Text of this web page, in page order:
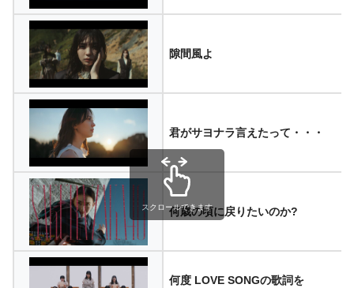
隙間風よ
君がサヨナラ言えたって・・・
何歳の頃に戻りたいのか?
何度 LOVE SONGの歌詞を
スクロールできます